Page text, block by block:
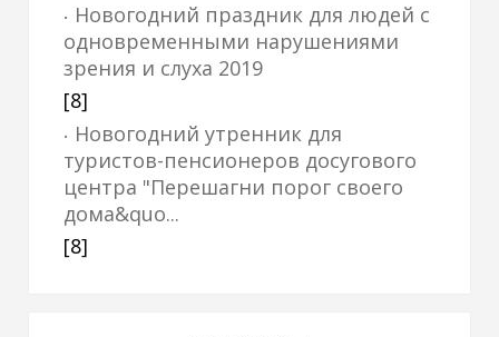
Новогодний праздник для людей с
одновременными нарушениями
зрения и слуха 2019
[8]
Новогодний утренник для
туристов-пенсионеров досугового
центра "Перешагни порог своего
дома&quo...
[8]